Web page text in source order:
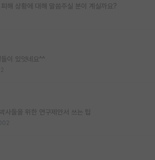
해 상황에 대해 말씀주실 분이 계실까요?
이 있엇네요^^
사들을 위한 연구제안서 쓰는 팁